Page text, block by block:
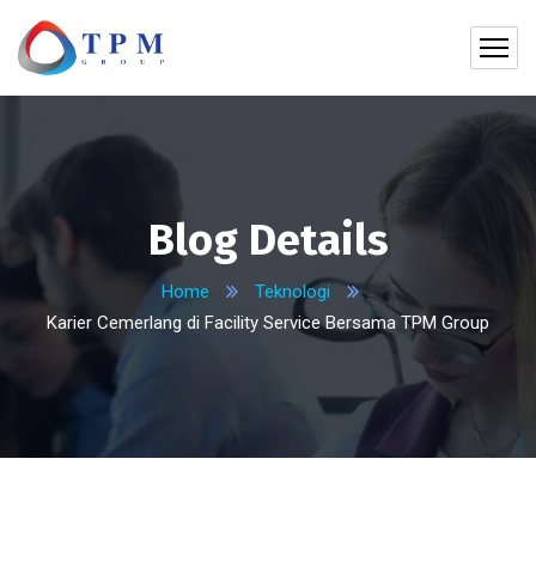
Blog Details
Home
Teknologi
Karier Cemerlang di Facility Service Bersama TPM Group